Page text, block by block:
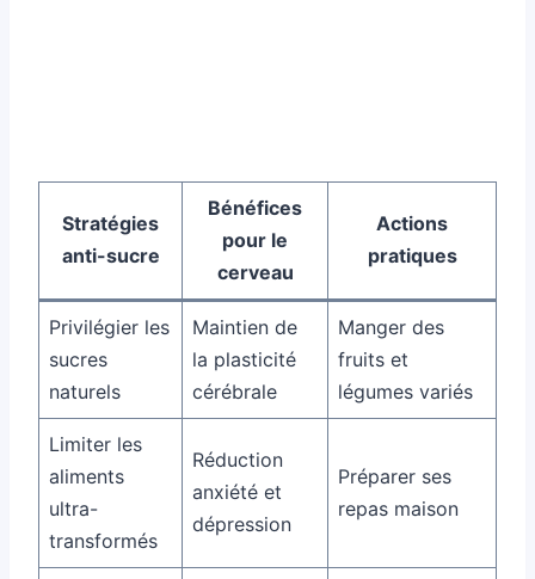
Stratégies
anti-sucre
Bénéfices
pour le
cerveau
Actions
pratiques
Privilégier les
sucres
naturels
Maintien de
la plasticité
cérébrale
Manger des
fruits et
légumes variés
Limiter les
aliments
ultra-
transformés
Réduction
anxiété et
dépression
Préparer ses
repas maison